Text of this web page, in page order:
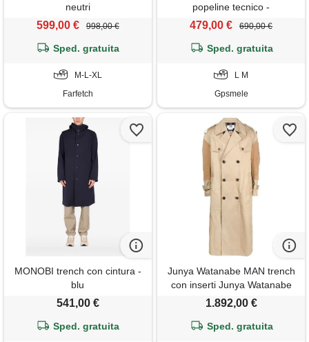
neutri
599,00 € 998,00 €
Sped. gratuita
M-L-XL
Farfetch
popeline tecnico -
nam62520030ax2b207 -
479,00 € 690,00 €
Sped. gratuita
L M
Gpsmele
MONOBI trench con cintura -
blu
541,00 €
Sped. gratuita
Junya Watanabe MAN trench
con inserti Junya Watanabe
MAN x carharrt - toni neutri
1.892,00 €
Sped. gratuita